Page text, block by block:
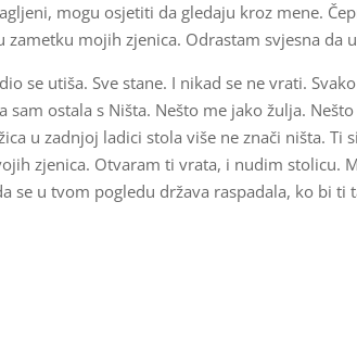
mogu osjetiti da gledaju kroz mene.
zametku mojih zjenica. Odrastam svjesna da
se utiša. Sve stane. I nikad se ne vrati.
sam ostala s Ništa. Nešto me jako žulja.
u zadnjoj ladici stola više ne znači ništa. Ti
zjenica. Otvaram ti vrata, i nudim stolicu.
se u tvom pogledu država raspadala, ko bi ti